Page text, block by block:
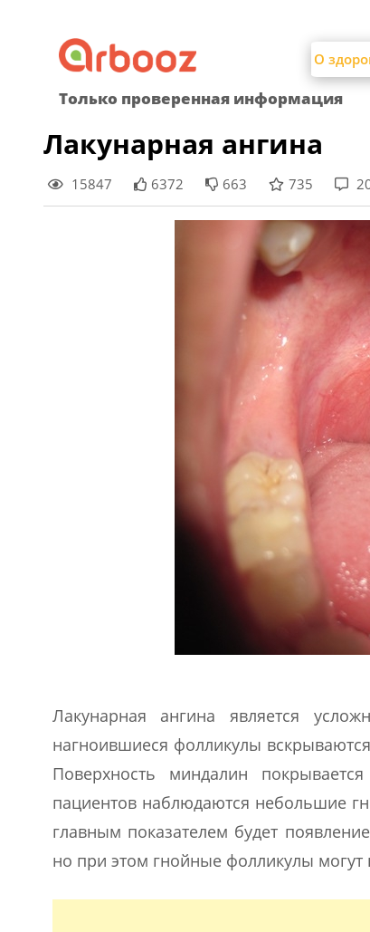
content
О
Только проверенная информация
Лакунарная ангина
15847 6372 663 735
Лакунарная ангина является
нагноившиеся фолликулы
Поверхность миндалин
пациентов наблюдаются небольшие
главным показателем будет
но при этом гнойные фолликулы могут